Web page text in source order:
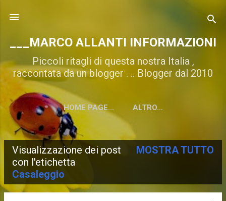
___MARCO ALLANTI INFORMAZIONI
Piccoli ritagli di questa nostra Italia ,
raccontata da un blogger . .. Blogger dal 2010
HOME PAGE... ALTRO…
P
s
Visualizzazione dei post
con l'etichetta
Casaleggio
MOSTRA TUTTO